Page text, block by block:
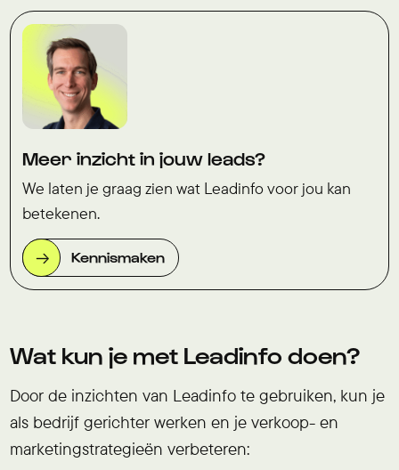
Meer inzicht in jouw leads?
We laten je graag zien wat Leadinfo voor jou kan
betekenen.
Kennismaken
Wat kun je met Leadinfo doen?
Door de inzichten van Leadinfo te gebruiken, kun je
als bedrijf gerichter werken en je verkoop- en
marketingstrategieën verbeteren: